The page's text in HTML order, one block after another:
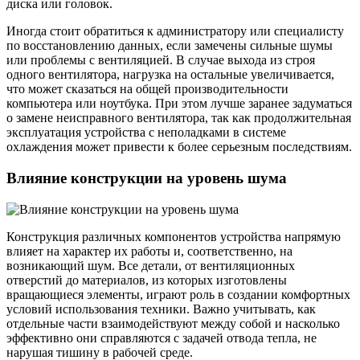
диска или головок.
Иногда стоит обратиться к администратору или специалисту
по восстановлению данных, если замечены сильные шумы
или проблемы с вентиляцией. В случае выхода из строя
одного вентилятора, нагрузка на остальные увеличивается,
что может сказаться на общей производительности
компьютера или ноутбука. При этом лучше заранее задуматься
о замене неисправного вентилятора, так как продолжительная
эксплуатация устройства с неполадками в системе
охлаждения может привести к более серьезным последствиям.
Влияние конструкции на уровень шума
Конструкция различных компонентов устройства напрямую
влияет на характер их работы и, соответственно, на
возникающий шум. Все детали, от вентиляционных
отверстий до материалов, из которых изготовлены
вращающиеся элементы, играют роль в создании комфортных
условий использования техники. Важно учитывать, как
отдельные части взаимодействуют между собой и насколько
эффективно они справляются с задачей отвода тепла, не
нарушая тишину в рабочей среде.